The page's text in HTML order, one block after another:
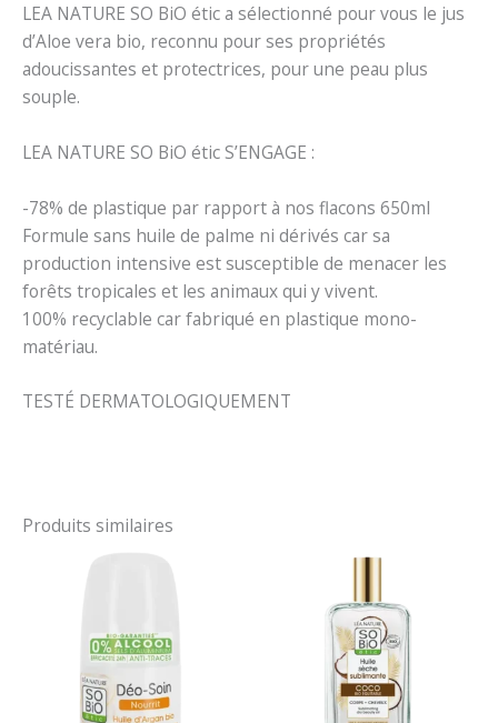
LEA NATURE SO BiO étic a sélectionné pour vous le jus
d’Aloe vera bio, reconnu pour ses propriétés
adoucissantes et protectrices, pour une peau plus
souple.
LEA NATURE SO BiO étic S’ENGAGE :
-78% de plastique par rapport à nos flacons 650ml
Formule sans huile de palme ni dérivés car sa
production intensive est susceptible de menacer les
forêts tropicales et les animaux qui y vivent.
100% recyclable car fabriqué en plastique mono-
matériau.
TESTÉ DERMATOLOGIQUEMENT
Produits similaires